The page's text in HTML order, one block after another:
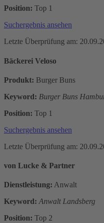
Position: Top 1
Suchergebnis ansehen
Letzte Überprüfung am:
Bäckerei Veloso
Produkt: Burger Buns
Keyword: Burger Buns
Position: Top 1
Suchergebnis ansehen
Letzte Überprüfung am:
von Lucke & Partner
Dienstleistung: Anwalt
Keyword: Anwalt Landsberg
Position: Top 2